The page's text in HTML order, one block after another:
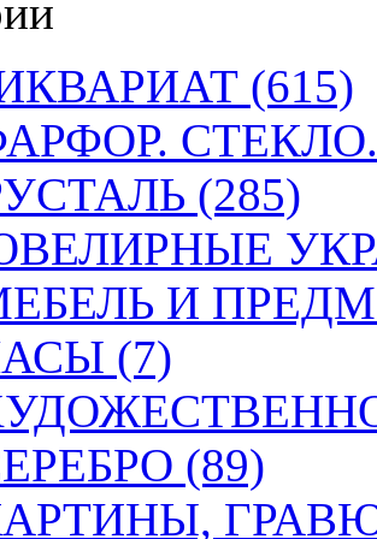
(615)
(285)
И
(7)
(89)